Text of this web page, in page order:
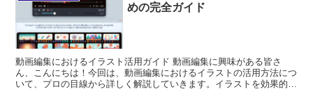
めの完全ガイド
動画編集におけるイラスト活用ガイド 動画編集に興味がある皆さ
ん、こんにちは！今回は、動画編集におけるイラストの活用方法につ
いて、プロの目線から詳しく解説していきます。イラストを効果的に